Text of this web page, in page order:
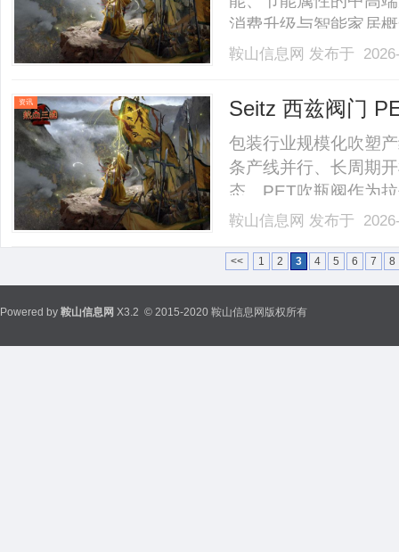
消费升级与智能家居
防盗，升级为“安全+
测试中心、全国门业
鞍山信息网 发布于
资讯
Seitz 西兹阀门
线
包装行业规模化吹塑
条产线并行、长周期
态。PET吹瓶阀作为
型、泄压排气全流程
对阀件耐压能力、结
鞍山信息网 发布于
<< 1 2 3 4 5 6 7 8
Powered by 鞍山信息网 X3.2 © 2015-2020 鞍山信息网版权所有